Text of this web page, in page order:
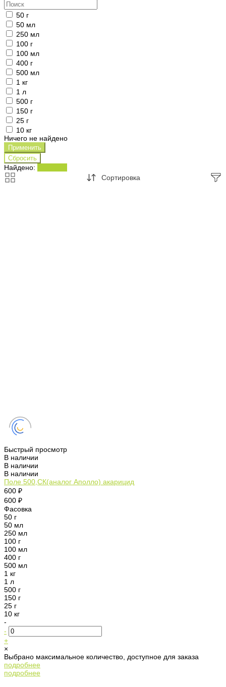
50 г
50 мл
250 мл
100 г
100 мл
400 г
500 мл
1 кг
1 л
500 г
150 г
25 г
10 кг
Ничего не найдено
Найдено:
Сортировка
Быстрый просмотр
В наличии
В наличии
В наличии
Поле 500,СК(аналог Аполло) акарицид
600 ₽
600 ₽
Фасовка
50 г
50 мл
250 мл
100 г
100 мл
400 г
500 мл
1 кг
1 л
500 г
150 г
25 г
10 кг
-
-
+
×
Выбрано максимальное количество, доступное для заказа
подробнее
подробнее